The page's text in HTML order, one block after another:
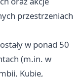
przestrzeniach
w ponad 50
(m.in. w
Kubie,